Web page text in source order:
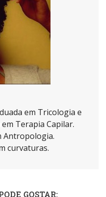
em Tricologia e
em Terapia Capilar.
Antropologia.
curvaturas.
GOSTAR: